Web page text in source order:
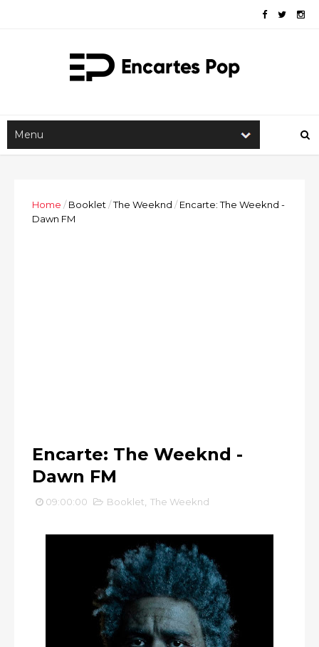
Home / Booklet /The Weeknd / Encarte: The Weeknd -
Dawn FM
Encarte: The Weeknd -
Dawn FM
09:00:00 Booklet The Weeknd